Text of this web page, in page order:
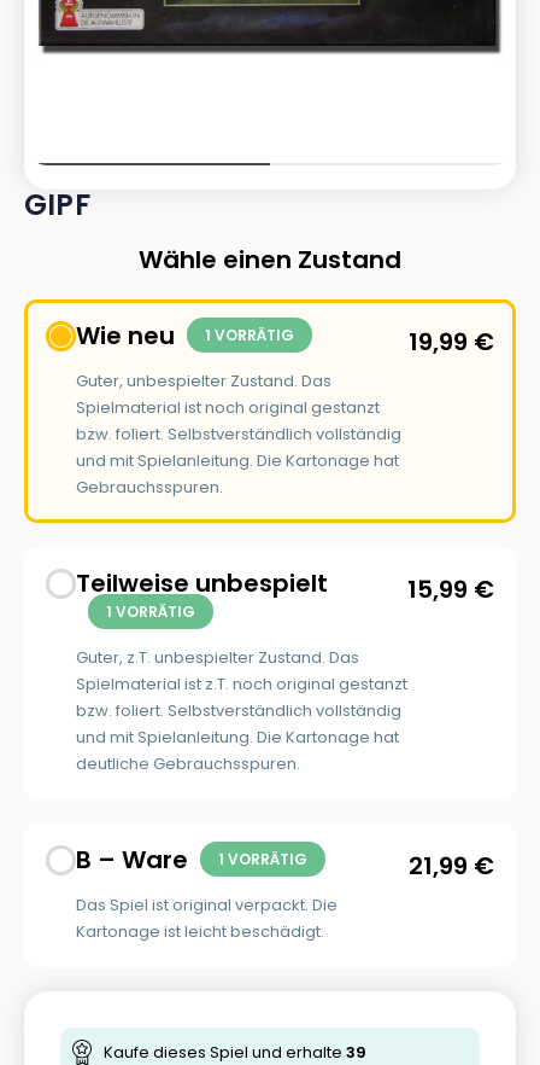
GIPF
Wähle einen Zustand
Wie neu 1 VORRÄTIG
Guter, unbespielter Zustand. Das
Spielmaterial ist noch original gestanzt
bzw. foliert. Selbstverständlich vollständig
und mit Spielanleitung. Die Kartonage hat
Gebrauchsspuren.
19,99 €
Teilweise unbespielt
1 VORRÄTIG
Guter, z.T. unbespielter Zustand. Das
Spielmaterial ist z.T. noch original gestanzt
bzw. foliert. Selbstverständlich vollständig
und mit Spielanleitung. Die Kartonage hat
deutliche Gebrauchsspuren.
15,99 €
B – Ware 1 VORRÄTIG
Das Spiel ist original verpackt. Die
Kartonage ist leicht beschädigt.
21,99 €
Kaufe dieses Spiel und erhalte 39